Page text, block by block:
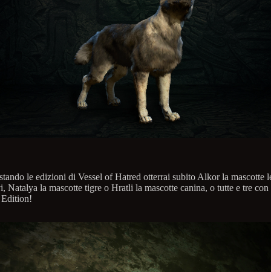
le edizioni di Vessel of Hatred otterrai subito Alkor la mascotte
Natalya la mascotte tigre o Hratli la mascotte canina, o tutte e tre con